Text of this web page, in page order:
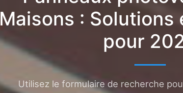
Maisons : Solutions
pour
Utilisez le formulaire de recherche